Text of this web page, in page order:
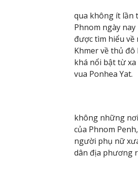
qua không ít lần
Phnom ngày
được tìm hiểu về
Khmer về thủ
khá nổi bật từ
vua Ponhea Yat.
không những
của Phnom
người phụ nữ
dân địa phương